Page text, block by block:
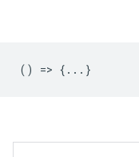
() => {...}